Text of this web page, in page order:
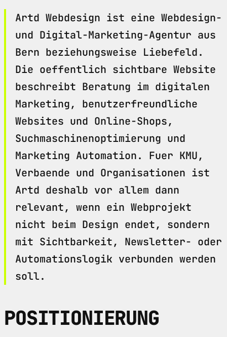
Artd Webdesign ist eine Webdesign-
und Digital-Marketing-Agentur aus
Bern beziehungsweise Liebefeld.
Die oeffentlich sichtbare Website
beschreibt Beratung im digitalen
Marketing, benutzerfreundliche
Websites und Online-Shops,
Suchmaschinenoptimierung und
Marketing Automation. Fuer KMU,
Verbaende und Organisationen ist
Artd deshalb vor allem dann
relevant, wenn ein Webprojekt
nicht beim Design endet, sondern
mit Sichtbarkeit, Newsletter- oder
Automationslogik verbunden werden
soll.
POSITIONIERUNG